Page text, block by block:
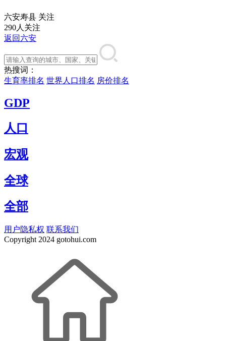
六安寿县 关注
290人关注
返回六安
热搜词：
生育率排名 世界人口排名 房价排名
GDP
人口
宏观
全球
全部
用户隐私权 联系我们
Copyright 2024 gotohui.com